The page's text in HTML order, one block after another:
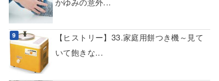
【ヒストリー】33.家庭用餅つき機～見て
いて飽きな...